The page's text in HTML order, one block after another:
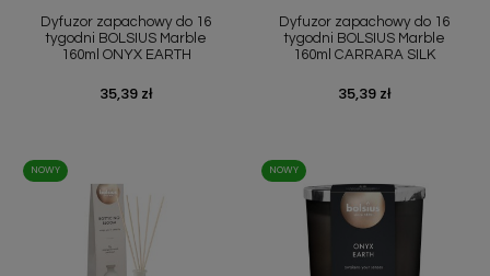
Dyfuzor zapachowy do 16
tygodni BOLSIUS Marble
160ml ONYX EARTH
Cena
35,39 zł
Dyfuzor zapachowy do 16
tygodni BOLSIUS Marble
160ml CARRARA SILK
Cena
35,39 zł
NOWY NOWY